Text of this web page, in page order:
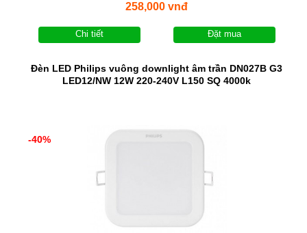
258,000 vnđ
Chi tiết Đặt mua
Đèn LED Philips vuông downlight âm trần DN027B G3
LED12/NW 12W 220-240V L150 SQ 4000k
-40%